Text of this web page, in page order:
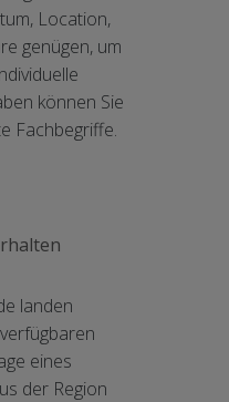
Location,
genügen, um
können Sie
Fachbegriffe.
landen
eines
der Region